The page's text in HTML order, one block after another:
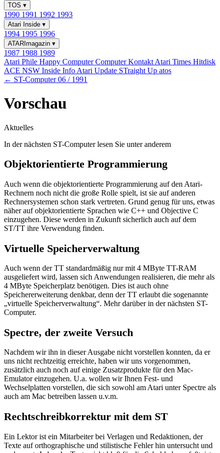
TOS ▾
1990 1991 1992 1993
Atari Inside ▾
1994 1995 1996
ATARImagazin ▾
1987 1988 1989
Atari Phile Happy ComputerComputer Kontakt Atari Times Hitdisk
ACE NSW Inside Info Atari Update STraight Up atos
← ST-Computer 06 / 1991
Vorschau
Aktuelles
In der nächsten ST-Computer lesen Sie unter anderem
Objektorientierte Programmierung
Auch wenn die objektorientierte Programmierung auf den Atari-
Rechnern noch nicht die große Rolle spielt, ist sie auf anderen
Rechnersystemen schon stark vertreten. Grund genug für uns, etwas
näher auf objektorientierte Sprachen wie C++ und Objective C
einzugehen. Diese werden in Zukunft sicherlich auch auf dem
ST/TT ihre Verwendung finden.
Virtuelle Speicherverwaltung
Auch wenn der TT standardmäßig nur mit 4 MByte TT-RAM
ausgeliefert wird, lassen sich Anwendungen realisieren, die mehr als
4 MByte Speicherplatz benötigen. Dies ist auch ohne
Speichererweiterung denkbar, denn der TT erlaubt die sogenannte
„virtuelle Speicherverwaltung“. Mehr darüber in der nächsten ST-
Computer.
Spectre, der zweite Versuch
Nachdem wir ihn in dieser Ausgabe nicht vorstellen konnten, da er
uns nicht rechtzeitig erreichte, haben wir uns vorgenommen,
zusätzlich auch noch auf einige Zusatzprodukte für den Mac-
Emulator einzugehen. U.a. wollen wir Ihnen Fest- und
Wechselplatten vorstellen, die sich sowohl am Atari unter Spectre als
auch am Mac betreiben lassen u.v.m.
Rechtschreibkorrektur mit dem ST
Ein Lektor ist ein Mitarbeiter bei Verlagen und Redaktionen, der
Texte auf orthographische und stilistische Fehler hin untersucht und